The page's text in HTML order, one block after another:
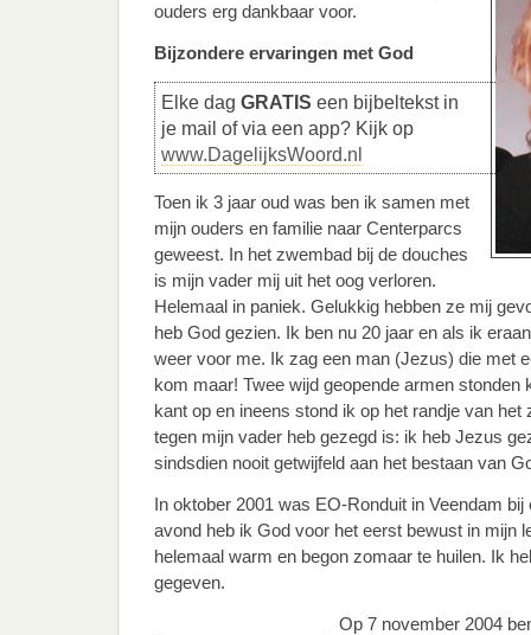
ouders erg dankbaar voor.
Bijzondere ervaringen met God
Elke dag GRATIS een bijbeltekst in
je mail of via een app? Kijk op
www.DagelijksWoord.nl
Toen ik 3 jaar oud was ben ik samen met
mijn ouders en familie naar Centerparcs
geweest. In het zwembad bij de douches
is mijn vader mij uit het oog verloren.
Helemaal in paniek. Gelukkig hebben ze mij
heb God gezien. Ik ben nu 20 jaar en als ik
weer voor me. Ik zag een man (Jezus) die met
kom maar! Twee wijd geopende armen stonden
kant op en ineens stond ik op het randje van
tegen mijn vader heb gezegd is: ik heb Jezus
sindsdien nooit getwijfeld aan het bestaan van
In oktober 2001 was EO-Ronduit in Veendam
avond heb ik God voor het eerst bewust in mijn
helemaal warm en begon zomaar te huilen. Ik
gegeven.
Op 7 november 2004